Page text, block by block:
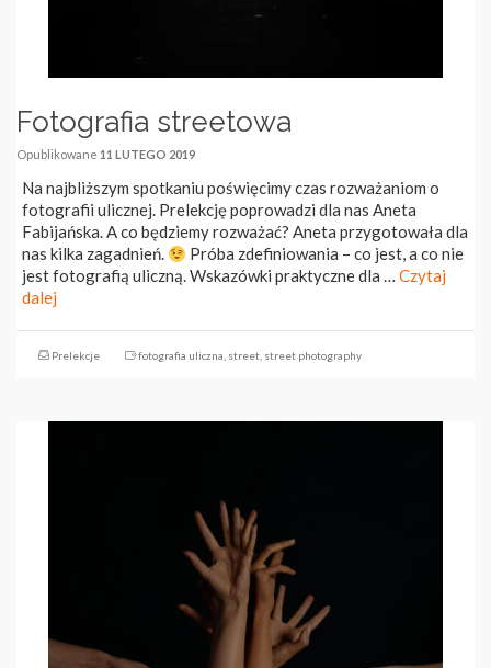
Fotografia streetowa
Opublikowane 11 LUTEGO 2019
Na najbliższym spotkaniu poświęcimy czas rozważaniom o
fotografii ulicznej. Prelekcję poprowadzi dla nas Aneta
Fabijańska. A co będziemy rozważać? Aneta przygotowała dla
nas kilka zagadnień.
Próba zdefiniowania – co jest, a co nie
jest fotografią uliczną. Wskazówki praktyczne dla … Czytaj
dalej
Prelekcje fotografia uliczna street street photography